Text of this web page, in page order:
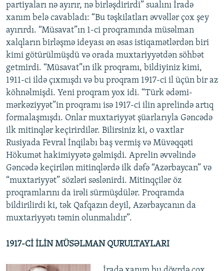
partiyaları nə ayırır, nə birləşdirirdi” sualını İradə
xanım belə cavabladı: “Bu təşkilatları əvvəllər çox şey
ayırırdı. “Müsavat”ın 1-ci proqramında müsəlman
xalqların birləşmə ideyası ən əsas istiqamətlərdən biri
kimi götürülmüşdü və orada muxtariyyətdən söhbət
getmirdi. “Müsavat”ın ilk proqramı, bildiyiniz kimi,
1911-ci ildə çıxmışdı və bu proqram 1917-ci il üçün bir az
köhnəlmişdi. Yeni proqram yox idi. “Türk ədəmi-
mərkəziyyət”in proqramı isə 1917-ci ilin aprelində artıq
formalaşmışdı. Onlar muxtariyyət şüarlarıyla Gəncədə
ilk mitinqlər keçirirdilər. Bilirsiniz ki, o vaxtlar
Rusiyada Fevral İnqilabı baş vermiş və Müvəqqəti
Hökumət hakimiyyətə gəlmişdi. Aprelin əvvəlində
Gəncədə keçirilən mitinqlərdə ilk dəfə “Azərbaycan” və
“muxtariyyət” sözləri səslənirdi. Mitinqçilər öz
proqramlarını da irəli sürmüşdülər. Proqramda
bildirilirdi ki, tək Qafqazın deyil, Azərbaycanın da
muxtariyyətı təmin olunmalıdır”.
1917-Cİ İLİN MÜSƏLMAN QURULTAYLARI